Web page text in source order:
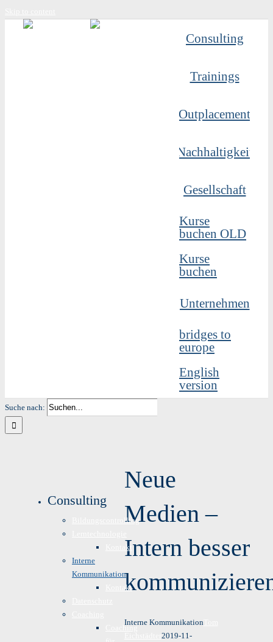
Consulting
Trainings
Outplacement
Nachhaltigkeit
Gesellschaft
Kurse
buchen OLD
Kurse
buchen
Unternehmen
bridges to
europe
English
version
Suche nach:
Neue
Medien –
Intern besser
Interne Kommunikation
2019-11-
Consulting
Bildungscontrolling
Kontakt
Interne
Kommunikation
Kontakt
Coaching